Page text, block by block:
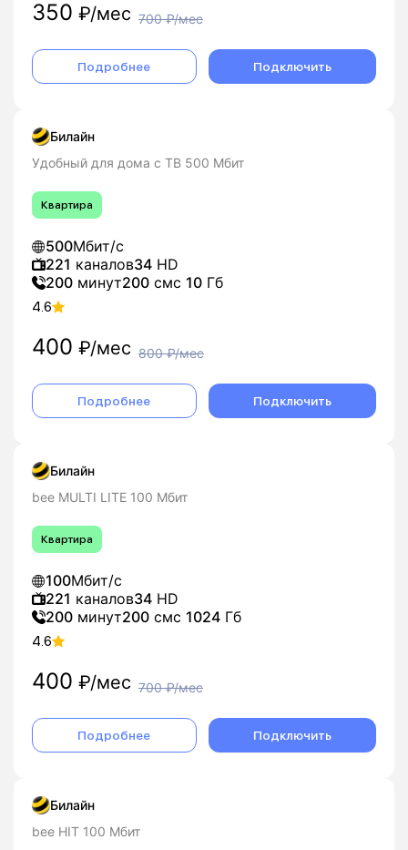
350 ₽/мес 700₽/мес
Подробнее Подключить
Билайн
Удобный для дома с ТВ 500 Мбит
Квартира
500Мбит/с
221 каналов34 HD
200 минут200 смс 10 Гб
4.6
400 ₽/мес 800₽/мес
Подробнее Подключить
Билайн
bee MULTI LITE 100 Мбит
Квартира
100Мбит/с
221 каналов34 HD
200 минут200 смс 1024 Гб
4.6
400 ₽/мес 700₽/мес
Подробнее Подключить
Билайн
bee HIT 100 Мбит